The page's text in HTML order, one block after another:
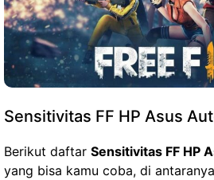
Sensitivitas FF HP Asus
Berikut daftar Sensitivitas FF HP
yang bisa kamu coba, di